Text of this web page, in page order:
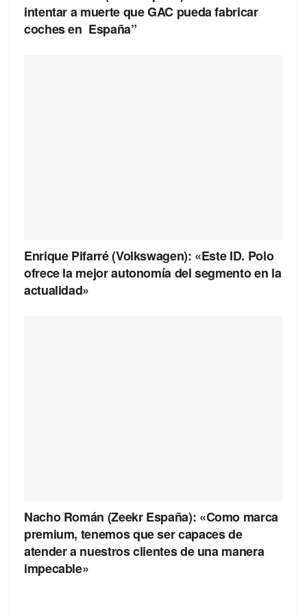
intentar a muerte que GAC pueda fabricar
coches en España”
Enrique Pifarré (Volkswagen): «Este ID. Polo
ofrece la mejor autonomía del segmento en la
actualidad»
Nacho Román (Zeekr España): «Como marca
premium, tenemos que ser capaces de
atender a nuestros clientes de una manera
impecable»